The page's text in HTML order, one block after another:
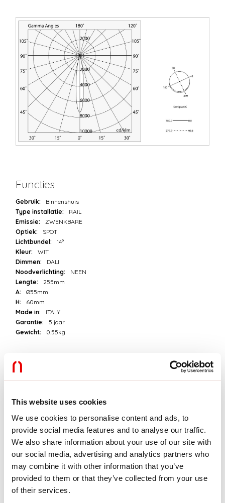
This website uses cookies
We use cookies to personalise content and ads, to
provide social media features and to analyse our traffic.
We also share information about your use of our site with
our social media, advertising and analytics partners who
may combine it with other information that you’ve
provided to them or that they’ve collected from your use
of their services.
Functies
Gebruik:
Binnenshuis
Type installatie:
RAIL
Emissie:
ZWENKBARE
Optiek:
SPOT
Lichtbundel:
14°
Kleur:
WIT
Dimmen:
DALI
Noodverlichting:
NEEN
Lengte:
255mm
A:
Ø55mm
H:
60mm
Made in:
ITALY
Garantie:
5 jaar
Gewicht:
0.55kg
Technische gegevens
Echt apparaatvermogen:
15W
IP:
20
Aantal voedingen per armatuur:
1
Voedingsspanning:
220-240V 50/60Hz
SELV:
Sì
Bron
Lichtbron:
LED